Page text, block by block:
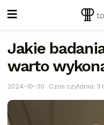
Jakie
warto
2024-10-30 Czas czytania: 3